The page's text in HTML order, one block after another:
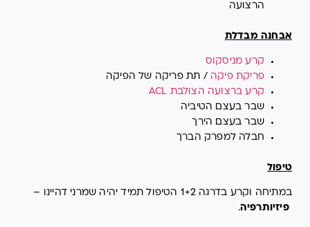
הרצועה
אבחנה מבדלת
קרע מניסקוס
פריקת פיקה / תת פריקה של הפיקה
קרע ברצועה הצולבת ACL
שבר בעצם הטיביה
שבר בעצם הירך
חבלה למפרק הברך
טיפול
במתיחה וקרע בדרגה 1+2 הטיפול תמיד יהיה שמרני דהיינו –
פיזיותרפיה.